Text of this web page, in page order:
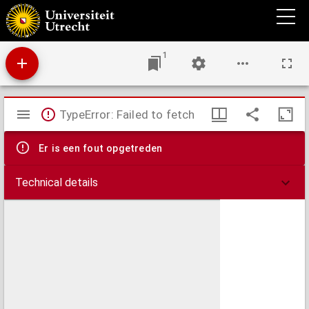
Vraye & droite intelligence de ces paroles de Saincte Cene de Jesus Christ, Cecy est mon
corps, &c.
1
Mirador
viewer
TypeError: Failed to fetch
Er is een fout opgetreden
Technical details